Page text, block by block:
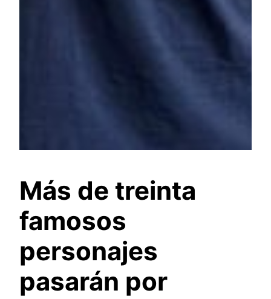
Más de treinta
famosos
personajes
pasarán por